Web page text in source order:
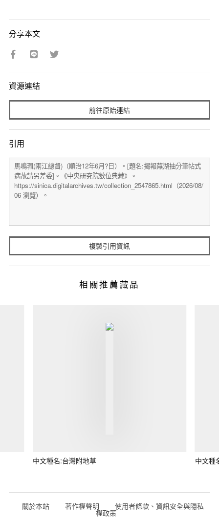
分享本文
資源連結
前往原始連結
引用
複製引用資訊
相關推薦藏品
中文種名:台灣附地草 中文種
關於本站 著作權聲明 使用者條款、資訊安全與隱私
權政策